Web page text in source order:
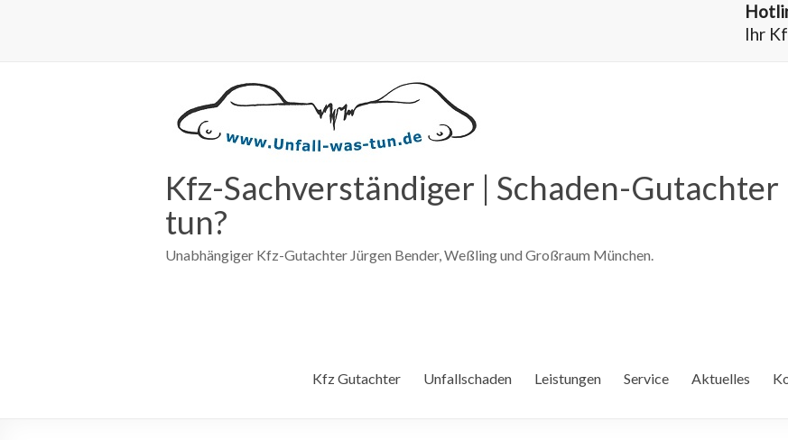
Ihr
Kfz-Sachverständiger | Schaden-Gutachter
tun?
Unabhängiger Kfz-Gutachter Jürgen Bender, Weßling und Großraum München.
Kfz Gutachter Unfallschaden Leistungen Service Aktuelles